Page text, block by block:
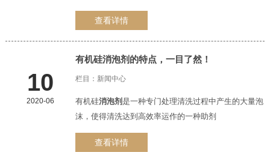
查看详情
10
2020-06
有机硅消泡剂 的特点，一目了然！
栏目： 新闻中心
有机硅消泡剂 是一种专门处理清洗过程中产生的大量泡
沫，使得清洗达到高效率运作的一种助剂
查看详情